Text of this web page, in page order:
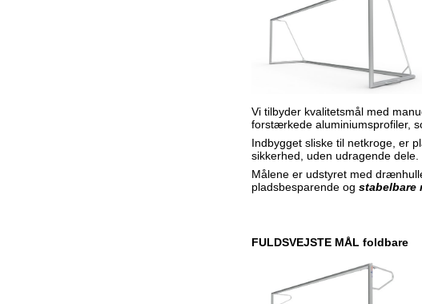
Vi tilbyder kvalitetsmål med
forstærkede aluminiumsprofiler,
Indbygget sliske til netkroge, er
sikkerhed, uden udragende dele.
Målene er udstyret med
pladsbesparende ogstabelbare
FULDSVEJSTE MÅL foldbare